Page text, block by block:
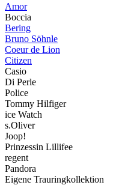
Amor
Boccia
Bering
Bruno Söhnle
Coeur de Lion
Citizen
Casio
Di Perle
Police
Tommy Hilfiger
ice Watch
s.Oliver
Joop!
Prinzessin Lillifee
regent
Pandora
Eigene Trauringkollektion